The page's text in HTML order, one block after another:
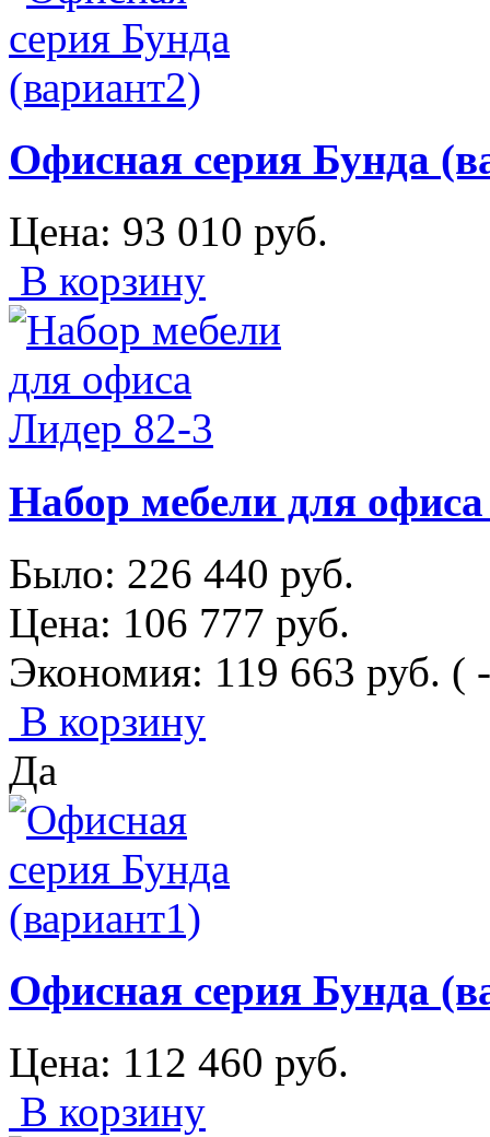
Офисная серия Бунда
Цена: 93 010 руб.
В корзину
Набор мебели для
Было: 226 440 руб.
Цена: 106 777 руб.
Экономия: 119 663 руб. (
В корзину
Да
Офисная серия Бунда
Цена: 112 460 руб.
В корзину